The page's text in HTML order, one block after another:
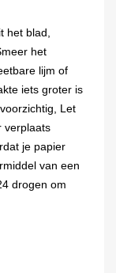
het blad,
het
lijm of
iets groter is
Let
verplaats
je papier
van een
drogen om